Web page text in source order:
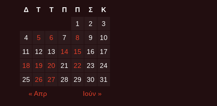
Δ
Τ Τ Π Π Σ
Κ
1
2
3
4
5 6 7 8 9
10
11
12 13 14 15 16
17
18
19 20 21 22 23
24
25
26 27 28 29 30
31
« Απρ
Ιούν »